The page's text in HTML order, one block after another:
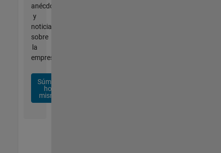
anécdotas
y
noticias
sobre
la
empresa.
Súmese
hoy
mismo